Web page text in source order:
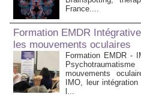
France....
Formation EMDR
les mouvements oculaires
Formation EMDR -
mouvements
IMO, leur
l...